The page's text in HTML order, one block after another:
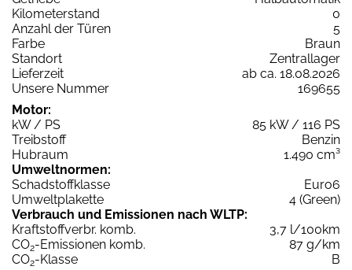
Kilometerstand
0
Anzahl der Türen
5
Farbe
Braun
Standort
Zentrallager
Lieferzeit
ab ca. 18.08.2026
Unsere Nummer
169655
Motor:
kW / PS
85 kW / 116 PS
Treibstoff
Benzin
Hubraum
1.490 cm³
Umweltnormen:
Schadstoffklasse
Euro6
Umweltplakette
4 (Green)
Verbrauch und Emissionen nach WLTP:
Kraftstoffverbr. komb.
3,7 l/100km
CO2-Emissionen komb.
87 g/km
CO2-Klasse
B